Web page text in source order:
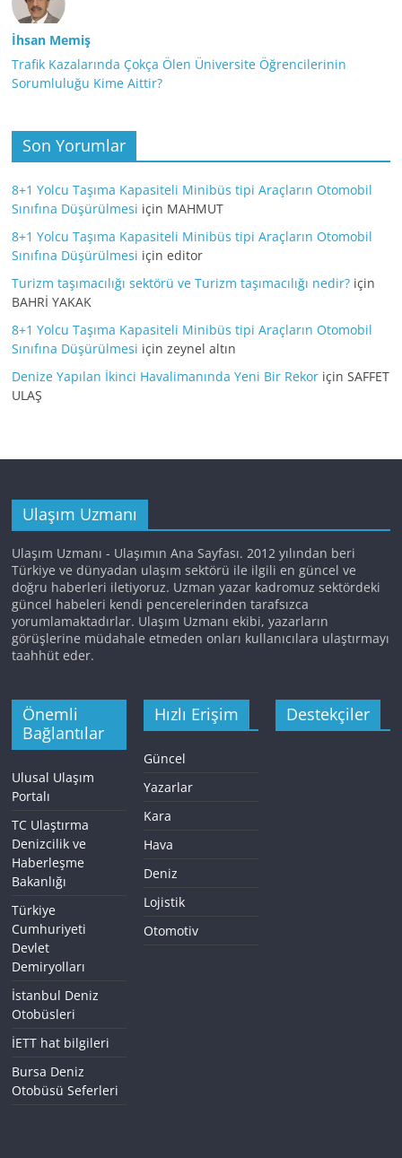
İhsan Memiş
Trafik Kazalarında Çokça Ölen Üniversite Öğrencilerinin
Sorumluluğu Kime Aittir?
Son Yorumlar
8+1 Yolcu Taşıma Kapasiteli Minibüs tipi Araçların Otomobil
Sınıfına Düşürülmesi için MAHMUT
8+1 Yolcu Taşıma Kapasiteli Minibüs tipi Araçların Otomobil
Sınıfına Düşürülmesi içineditor
Turizm taşımacılığı sektörü ve Turizm taşımacılığı nedir? için
BAHRİ YAKAK
8+1 Yolcu Taşıma Kapasiteli Minibüs tipi Araçların Otomobil
Sınıfına Düşürülmesi içinzeynel altın
Denize Yapılan İkinci Havalimanında Yeni Bir Rekor içinSAFFET
ULAŞ
Ulaşım Uzmanı
Ulaşım Uzmanı - Ulaşımın Ana Sayfası. 2012 yılından beri
Türkiye ve dünyadan ulaşım sektörü ile ilgili en güncel ve
doğru haberleri iletiyoruz. Uzman yazar kadromuz sektördeki
güncel habeleri kendi pencerelerinden tarafsızca
yorumlamaktadırlar. Ulaşım Uzmanı ekibi, yazarların
görüşlerine müdahale etmeden onları kullanıcılara ulaştırmayı
taahhüt eder.
Önemli
Bağlantılar
Ulusal Ulaşım
Portalı
TC Ulaştırma
Denizcilik ve
Haberleşme
Bakanlığı
Türkiye
Cumhuriyeti
Devlet
Demiryolları
İstanbul Deniz
Otobüsleri
İETT hat bilgileri
Bursa Deniz
Otobüsü Seferleri
Hızlı Erişim
Güncel
Yazarlar
Kara
Hava
Deniz
Lojistik
Otomotiv
Destekçiler